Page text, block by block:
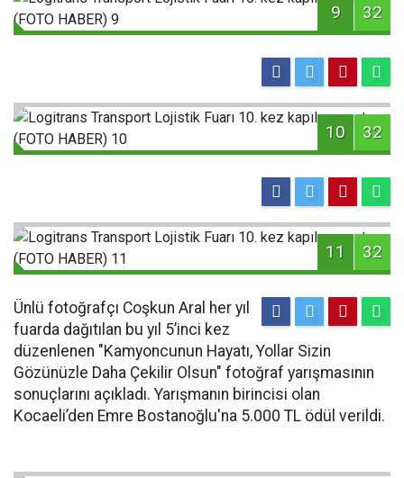
9 32
10 32
11 32
Ünlü fotoğrafçı Coşkun Aral her yıl
fuarda dağıtılan bu yıl 5’inci kez
düzenlenen "Kamyoncunun Hayatı, Yollar Sizin
Gözünüzle Daha Çekilir Olsun" fotoğraf yarışmasının
sonuçlarını açıkladı. Yarışmanın birincisi olan
Kocaeli’den Emre Bostanoğlu'na 5.000 TL ödül verildi.